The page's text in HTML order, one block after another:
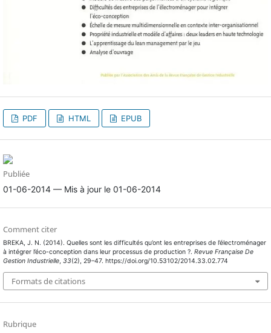
PDF HTML EPUB
Publiée
01-06-2014 — Mis à jour le 01-06-2014
Comment citer
BREKA, J. N. (2014). Quelles sont les difficultés qu’ont les entreprises de l’électroménager
à intégrer l’éco-conception dans leur processus de production ?. Revue Française De
Gestion Industrielle, 33(2), 29–47. https://doi.org/10.53102/2014.33.02.774
Formats de citations
Rubrique